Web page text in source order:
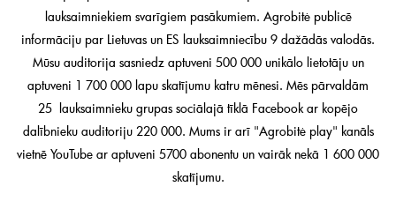
lauksaimniekiem svarīgiem pasākumiem. Agrobitė publicē
informāciju par Lietuvas un ES lauksaimniecību 9 dažādās valodās.
Mūsu auditorija sasniedz aptuveni 500 000 unikālo lietotāju un
aptuveni 1 700 000 lapu skatījumu katru mēnesi. Mēs pārvaldām
25 lauksaimnieku grupas sociālajā tīklā Facebook ar kopējo
dalībnieku auditoriju 220 000. Mums ir arī "Agrobitė play" kanāls
vietnē YouTube ar aptuveni 5700 abonentu un vairāk nekā 1 600 000
skatījumu.